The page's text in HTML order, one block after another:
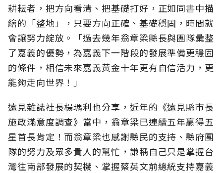
耕耘者，把方向看清、把基礎打好，正如同書中描
繪的「整地」，只要方向正確、基礎穩固，時間就
會讓努力綻放。「過去幾年翁章梁縣長與團隊彙整
了嘉義的優勢，為嘉義下一階段的發展準備更穩固
的條件，相信未來嘉義黃金十年更有自信活力，更
能夠走向世界！」
遠見雜誌社長楊瑪利也分享，近年的《遠見縣市長
施政滿意度調查》當中，翁章梁已連續五年贏得五
星首長肯定！而翁章梁也感謝縣民的支持、縣府團
隊的努力及眾多貴人的幫忙，謙稱自己只是掌握台
灣往南部發展的契機、掌握蔡英文前總統支持嘉義